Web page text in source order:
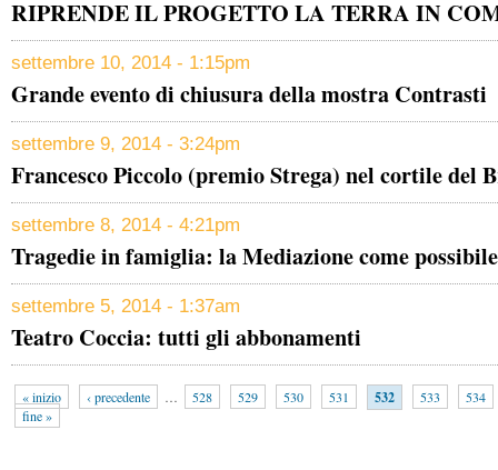
RIPRENDE IL PROGETTO LA TERRA IN
settembre 10, 2014 - 1:15pm
Grande evento di chiusura della mostra Contrasti
settembre 9, 2014 - 3:24pm
Francesco Piccolo (premio Strega) nel cortile del
settembre 8, 2014 - 4:21pm
Tragedie in famiglia: la Mediazione come
settembre 5, 2014 - 1:37am
Teatro Coccia: tutti gli abbonamenti
« inizio ‹ precedente … 528 529 530 531 532 533
534
fine »